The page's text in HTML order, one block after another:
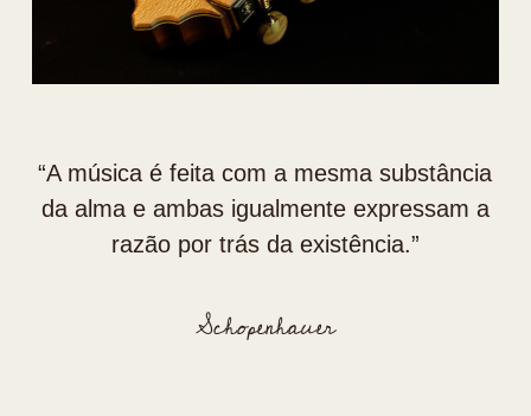
“⁠A música é feita com a mesma substância
da alma e ambas igualmente expressam a
razão por trás da existência.”
Schopenhauer